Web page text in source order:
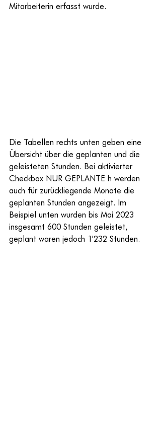
Mitarbeiterin erfasst wurde.
Die Tabellen rechts unten geben eine
Übersicht über die geplanten und die
geleisteten Stunden. Bei aktivierter
Checkbox NUR GEPLANTE h werden
auch für zurückliegende Monate die
geplanten Stunden angezeigt. Im
Beispiel unten wurden bis Mai 2023
insgesamt 600 Stunden geleistet,
geplant waren jedoch 1'232 Stunden.